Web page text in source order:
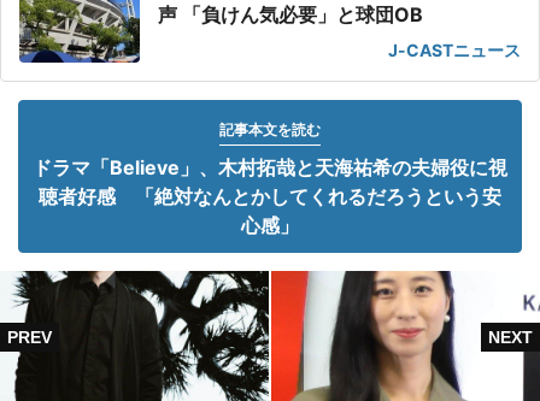
声 「負けん気必要」と球団OB
J-CASTニュース
記事本文を読む
ドラマ「Believe」、木村拓哉と天海祐希の夫婦役に視
聴者好感 「絶対なんとかしてくれるだろうという安
心感」